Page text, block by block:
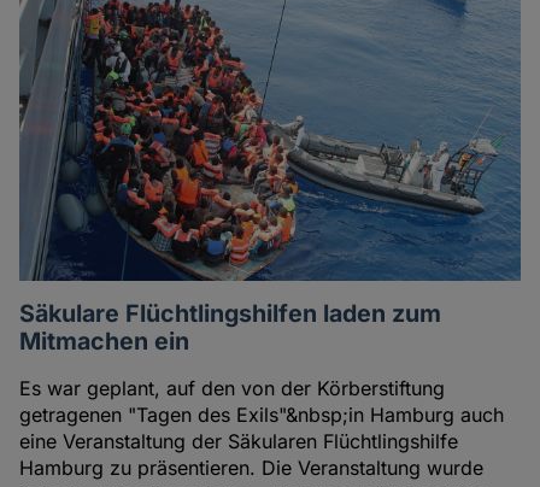
des
Autoren
Säkulare Flüchtlingshilfen laden zum
Mitmachen ein
Es war geplant, auf den von der Körberstiftung
getragenen "Tagen des Exils"&nbsp;in Hamburg auch
eine Veranstaltung der Säkularen Flüchtlingshilfe
Hamburg zu präsentieren. Die Veranstaltung wurde